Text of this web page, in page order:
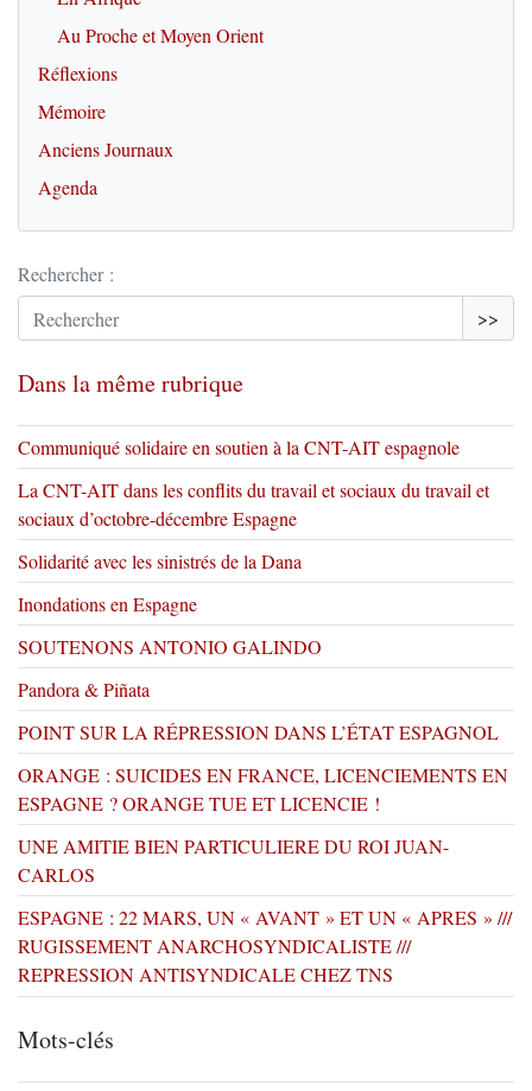
Au Proche et Moyen Orient
Réflexions
Mémoire
Anciens Journaux
Agenda
Rechercher :
>>
Dans la même rubrique
Communiqué solidaire en soutien à la CNT-AIT espagnole
La CNT-AIT dans les conflits du travail et sociaux du travail et
sociaux d’octobre-décembre Espagne
Solidarité avec les sinistrés de la Dana
Inondations en Espagne
SOUTENONS ANTONIO GALINDO
Pandora & Piñata
POINT SUR LA RÉPRESSION DANS L’ÉTAT ESPAGNOL
ORANGE : SUICIDES EN FRANCE, LICENCIEMENTS EN
ESPAGNE ? ORANGE TUE ET LICENCIE !
UNE AMITIE BIEN PARTICULIERE DU ROI JUAN-
CARLOS
ESPAGNE : 22 MARS, UN « AVANT » ET UN « APRES » ///
RUGISSEMENT ANARCHOSYNDICALISTE ///
REPRESSION ANTISYNDICALE CHEZ TNS
Mots-clés